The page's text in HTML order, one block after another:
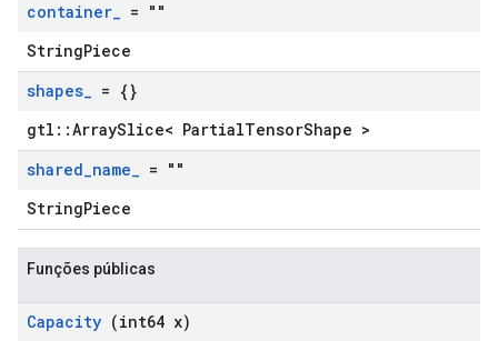
container_ = ""
StringPiece
shapes_ = {}
gtl::ArraySlice< PartialTensorShape >
shared_name_ = ""
StringPiece
Funções públicas
Capacity (int64 x)